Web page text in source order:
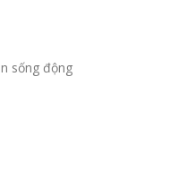
sống động